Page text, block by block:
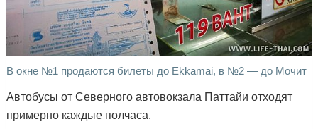
В окне №1 продаются билеты до Ekkamai, в №2 — до Мочит
Автобусы от Северного автовокзала Паттайи отходят
примерно каждые полчаса.